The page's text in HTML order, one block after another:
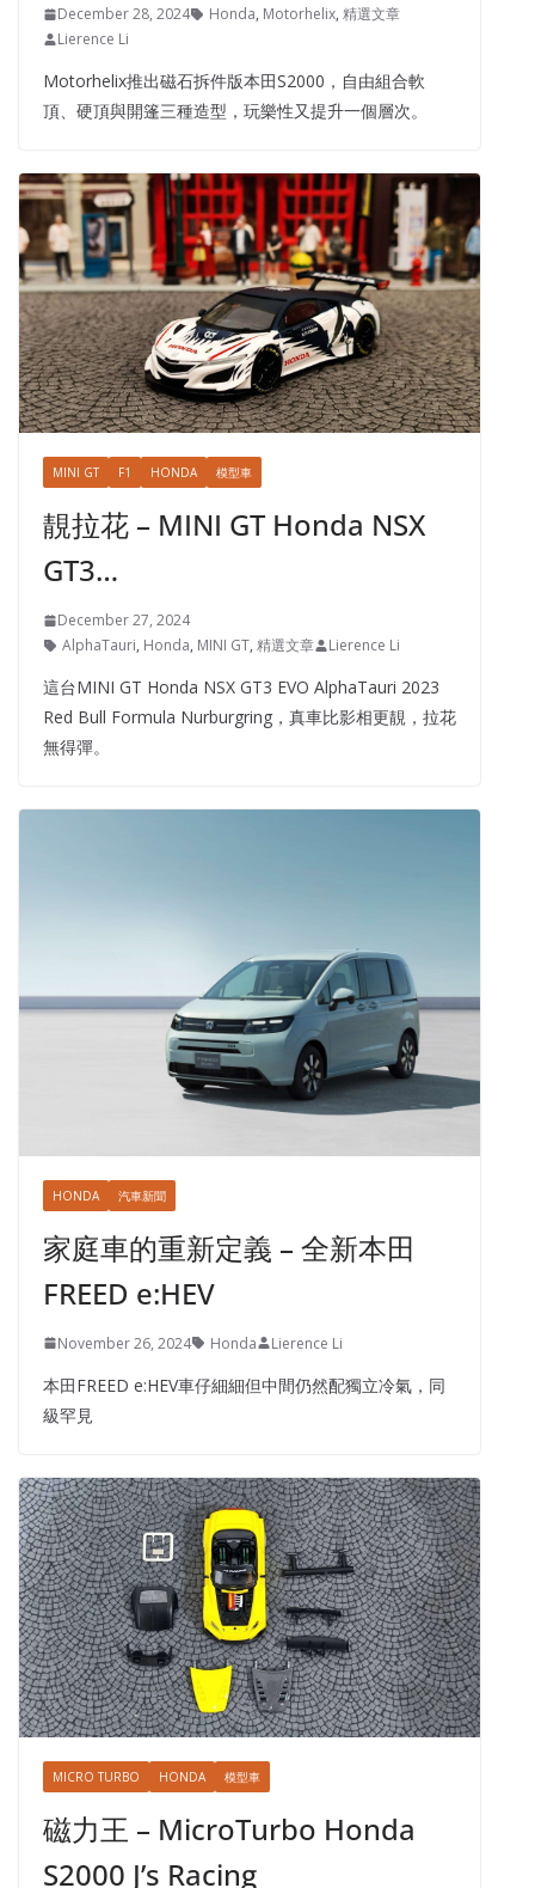
December 28, 2024 Honda, Motorhelix, 精選文章
Lierence Li
Motorhelix推出磁石拆件版本田S2000，自由組合軟
頂、硬頂與開篷三種造型，玩樂性又提升一個層次。
MINI GT F1 HONDA 模型車
靚拉花 – MINI GT Honda NSX
GT3…
December 27, 2024
AlphaTauri, Honda, MINI GT, 精選文章 Lierence Li
這台MINI GT Honda NSX GT3 EVO AlphaTauri 2023
Red Bull Formula Nurburgring，真車比影相更靚，拉花
無得彈。
HONDA 汽車新聞
家庭車的重新定義 – 全新本田
FREED e:HEV
November 26, 2024 Honda Lierence Li
本田FREED e:HEV車仔細細但中間仍然配獨立冷氣，同
級罕見
MICRO TURBO HONDA 模型車
磁力王 – MicroTurbo Honda
S2000 J’s Racing